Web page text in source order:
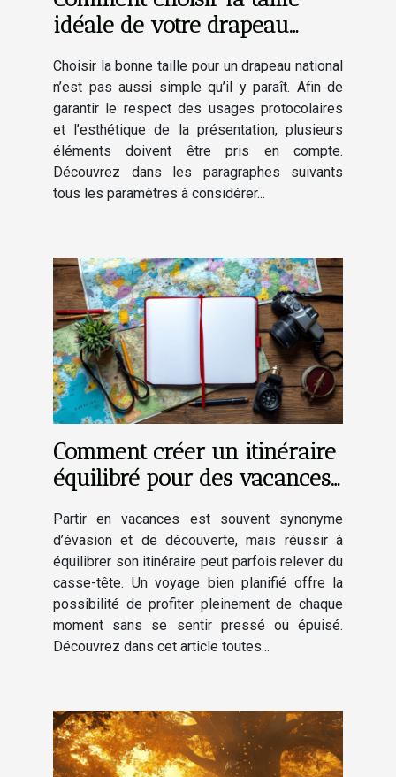
idéale de votre drapeau
Choisir la bonne taille pour un drapeau national
n’est pas aussi simple qu’il y paraît. Afin de
garantir le respect des usages protocolaires
et l’esthétique de la présentation, plusieurs
éléments doivent être pris en compte.
Découvrez dans les paragraphes suivants
tous les paramètres à considérer...
Comment créer un itinéraire
équilibré pour des vacances
Partir en vacances est souvent synonyme
d’évasion et de découverte, mais réussir à
équilibrer son itinéraire peut parfois relever du
casse-tête. Un voyage bien planifié offre la
possibilité de profiter pleinement de chaque
moment sans se sentir pressé ou épuisé.
Découvrez dans cet article toutes...